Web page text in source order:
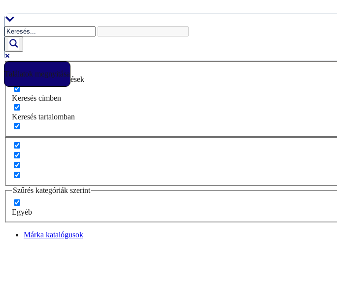
a
tartalomhoz
Találatok megnyitása
Csak pontos egyezések
Keresés címben
Keresés tartalomban
Szűrés kategóriák szerint
Egyéb
Márka katalógusok